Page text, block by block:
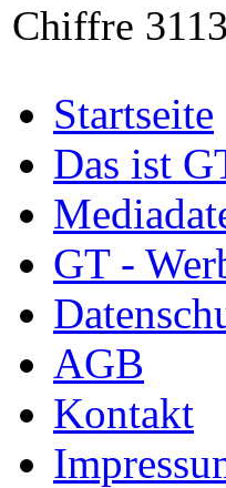
Chiffre
Startseite
Das ist
GT -
AGB
Kontakt